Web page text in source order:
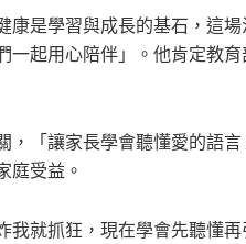
康是學習與成長的基石，這
一起用心陪伴」。他肯定教
，「讓家長學會聽懂愛的語
庭受益。
我就抓狂，現在學會先聽懂